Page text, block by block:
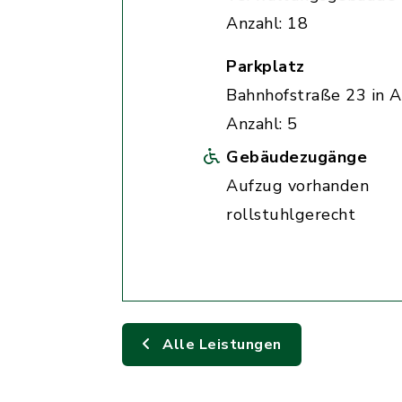
Anzahl: 18
Parkplatz
Bahnhofstraße 23 in
Anzahl: 5
Gebäudezugänge
Aufzug vorhanden
rollstuhlgerecht
Alle Leistungen